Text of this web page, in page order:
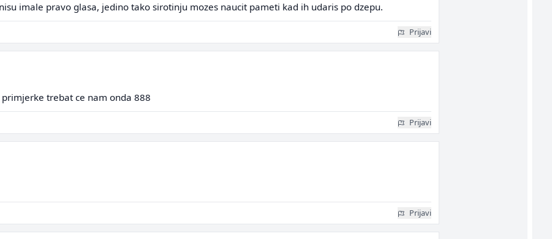
imale pravo glasa, jedino tako sirotinju mozes naucit pameti kad ih udaris po dzepu.
Prijavi
trebat ce nam onda 888
Prijavi
Prijavi